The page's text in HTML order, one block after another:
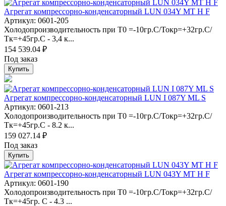
Агрегат компрессорно-конденсаторный LUN 034Y MT H F
Артикул: 0601-205
Холодопроизводительность при Т0 =-10гр.С/Токр=+32гр.С/
Тк=+45гр.С - 3,4 к...
154 539.04 ₽
Под заказ
Купить
Агрегат компрессорно-конденсаторный LUN I 087Y ML S
Артикул: 0601-213
Холодопроизводительность при Т0 =-10гр.С/Токр=+32гр.С/
Тк=+45гр.С - 8.2 к...
159 027.14 ₽
Под заказ
Купить
Агрегат компрессорно-конденсаторный LUN 043Y MT H F
Артикул: 0601-190
Холодопроизводительность при Т0 =-10гр.С/Токр=+32гр.С/
Тк=+45гр. С - 4.3 ...